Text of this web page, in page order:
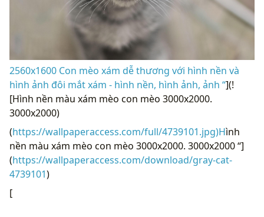
2560x1600 Con mèo xám dễ thương với hình nền và
hình ảnh đôi mắt xám - hình nền, hình ảnh, ảnh “](!
[Hình nền màu xám mèo con mèo 3000x2000.
3000x2000)
(https://wallpaperaccess.com/full/4739101.jpg)Hình
nền màu xám mèo con mèo 3000x2000. 3000x2000 “]
(https://wallpaperaccess.com/download/gray-cat-
4739101)
[